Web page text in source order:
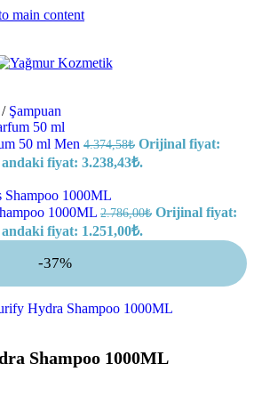
main content
/ Şampuan
50 ml Men 4.374,58₺ Orijinal fiyat:
fiyat: 3.238,43₺.
1000ML 2.786,00₺ Orijinal fiyat:
fiyat: 1.251,00₺.
-37%
Shampoo 1000ML